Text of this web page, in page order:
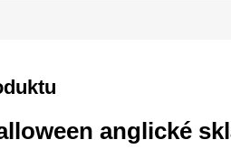
anglické